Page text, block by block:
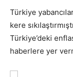
Türkiye
kere
Türkiye’deki
haberlere yer